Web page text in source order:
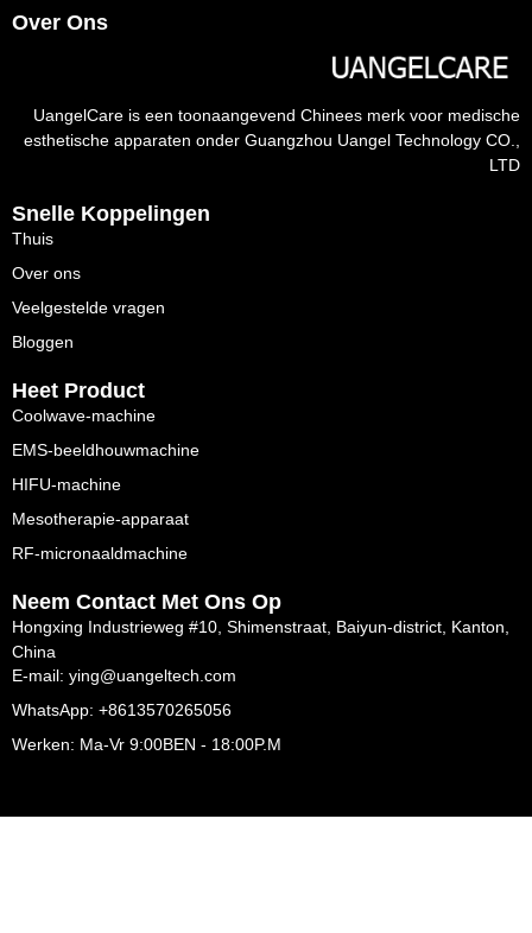
Over Ons
UangelCare is een toonaangevend Chinees merk voor medische
esthetische apparaten onder Guangzhou Uangel Technology CO.,
LTD
Snelle Koppelingen
Thuis
Over ons
Veelgestelde vragen
Bloggen
Heet Product
Coolwave-machine
EMS-beeldhouwmachine
HIFU-machine
Mesotherapie-apparaat
RF-micronaaldmachine
Neem Contact Met Ons Op
Hongxing Industrieweg #10, Shimenstraat, Baiyun-district, Kanton,
China
E-mail: ying@uangeltech.com
WhatsApp: +8613570265056
Werken: Ma-Vr 9:00BEN - 18:00P.M